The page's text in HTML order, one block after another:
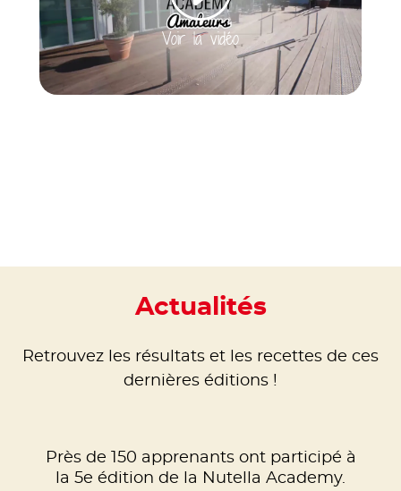
Voir la vidéo
Actualités
Retrouvez les résultats et les recettes de ces
dernières éditions !
Près de 150 apprenants ont participé à
la 5e édition de la Nutella Academy.